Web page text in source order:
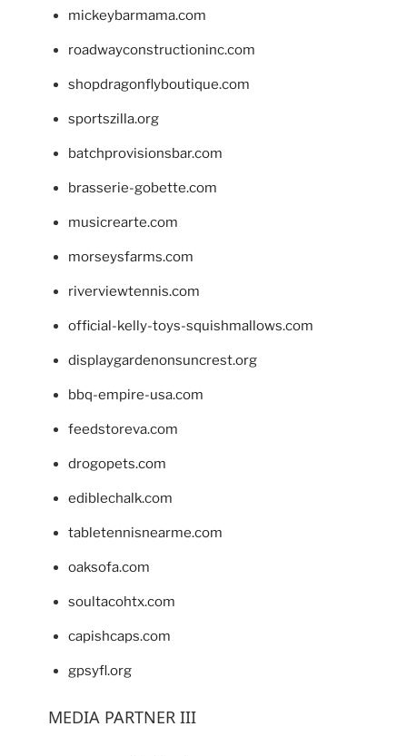
mickeybarmama.com
roadwayconstructioninc.com
shopdragonflyboutique.com
sportszilla.org
batchprovisionsbar.com
brasserie-gobette.com
musicrearte.com
morseysfarms.com
riverviewtennis.com
official-kelly-toys-squishmallows.com
displaygardenonsuncrest.org
bbq-empire-usa.com
feedstoreva.com
drogopets.com
ediblechalk.com
tabletennisnearme.com
oaksofa.com
soultacohtx.com
capishcaps.com
gpsyfl.org
MEDIA PARTNER III